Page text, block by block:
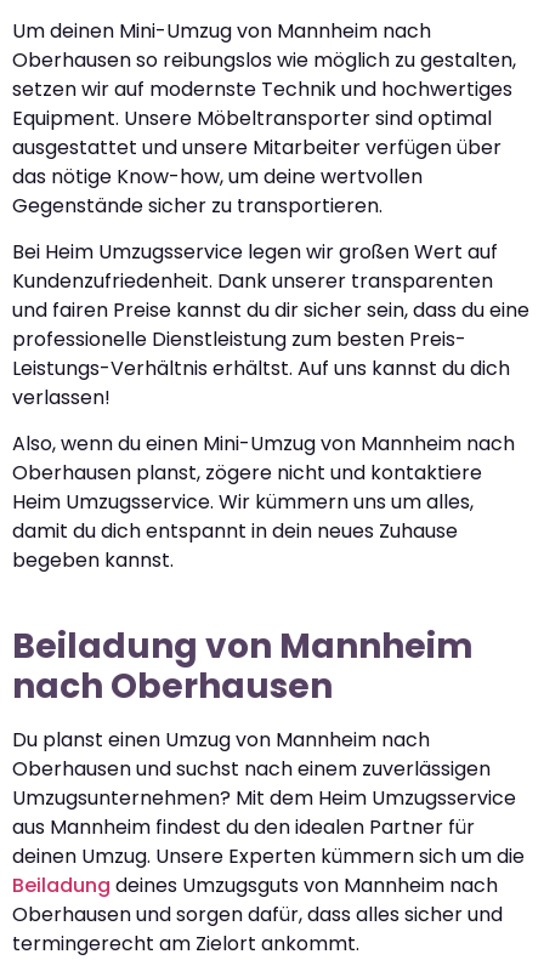
Um deinen Mini-Umzug von Mannheim nach
Oberhausen so reibungslos wie möglich zu gestalten,
setzen wir auf modernste Technik und hochwertiges
Equipment. Unsere Möbeltransporter sind optimal
ausgestattet und unsere Mitarbeiter verfügen über
das nötige Know-how, um deine wertvollen
Gegenstände sicher zu transportieren.
Bei Heim Umzugsservice legen wir großen Wert auf
Kundenzufriedenheit. Dank unserer transparenten
und fairen Preise kannst du dir sicher sein, dass du eine
professionelle Dienstleistung zum besten Preis-
Leistungs-Verhältnis erhältst. Auf uns kannst du dich
verlassen!
Also, wenn du einen Mini-Umzug von Mannheim nach
Oberhausen planst, zögere nicht und kontaktiere
Heim Umzugsservice. Wir kümmern uns um alles,
damit du dich entspannt in dein neues Zuhause
begeben kannst.
Beiladung von Mannheim
nach Oberhausen
Du planst einen Umzug von Mannheim nach
Oberhausen und suchst nach einem zuverlässigen
Umzugsunternehmen? Mit dem Heim Umzugsservice
aus Mannheim findest du den idealen Partner für
deinen Umzug. Unsere Experten kümmern sich um die
Beiladung deines Umzugsguts von Mannheim nach
Oberhausen und sorgen dafür, dass alles sicher und
termingerecht am Zielort ankommt.